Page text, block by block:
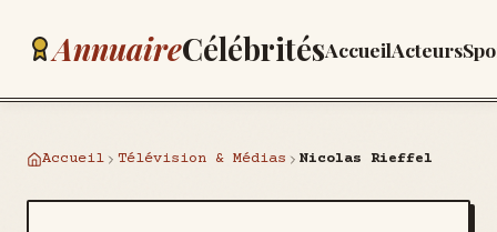
AnnuaireCélébritésAccueilActeurs
Accueil Télévision & Médias Nicolas Rieffel